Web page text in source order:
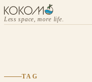
Less space, more life.
TAG